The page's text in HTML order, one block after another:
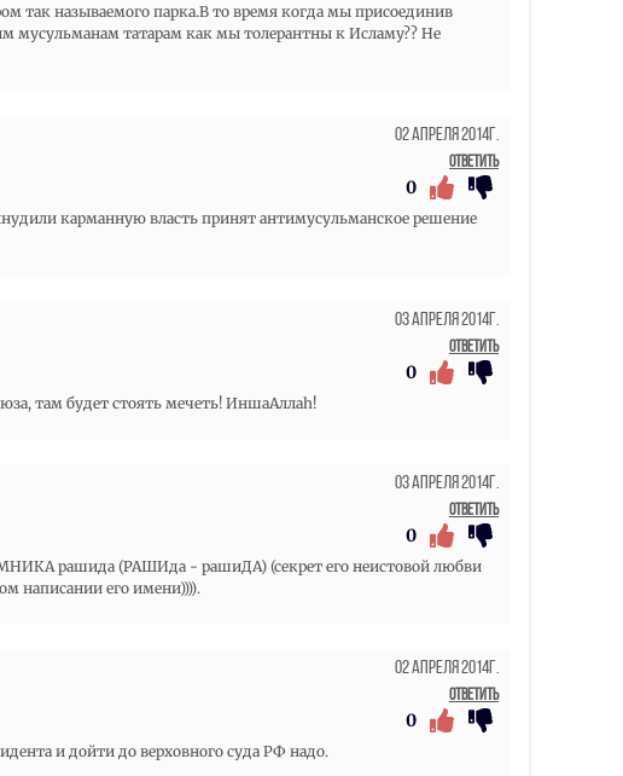
так называемого парка.В то время когда мы присоединив
мусульманам татарам как мы толерантны к Исламу?? Не
02 Апреля 2014г.
Ответить
0
карманную власть принят антимусульманское решение
03 Апреля 2014г.
Ответить
0
там будет стоять мечеть! ИншаАллаh!
03 Апреля 2014г.
Ответить
0
рашида (РАШИда - рашиДА) (секрет его неистовой любви
написании его имени)))).
02 Апреля 2014г.
Ответить
0
и дойти до верховного суда РФ надо.